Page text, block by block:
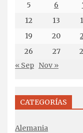
5
6
12
13
19
20
26
27
« Sep Nov »
CATEGORÍAS
Alemania